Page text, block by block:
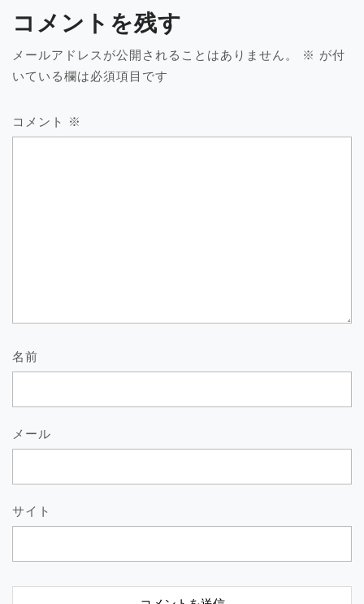
ゲ
ー
シ
ョ
コメントを残す
メールアドレスが公開されることはありません。 ※ が付
いている欄は必須項目です
コメント ※
名前
メール
サイト